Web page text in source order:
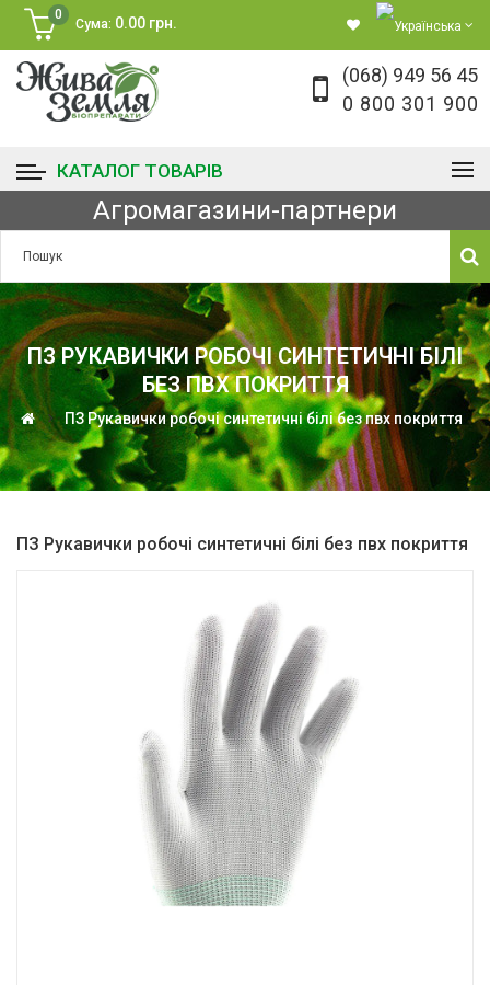
0
Сума: 0.00 грн.
(068) 949 56 45
0 800 301 900
КАТАЛОГ ТОВАРІВ
Агромагазини-партнери
ПЗ РУКАВИЧКИ РОБОЧІ СИНТЕТИЧНІ БІЛІ
БЕЗ ПВХ ПОКРИТТЯ
ПЗ Рукавички робочі синтетичні білі без пвх покриття
ПЗ Рукавички робочі синтетичні білі без пвх покриття